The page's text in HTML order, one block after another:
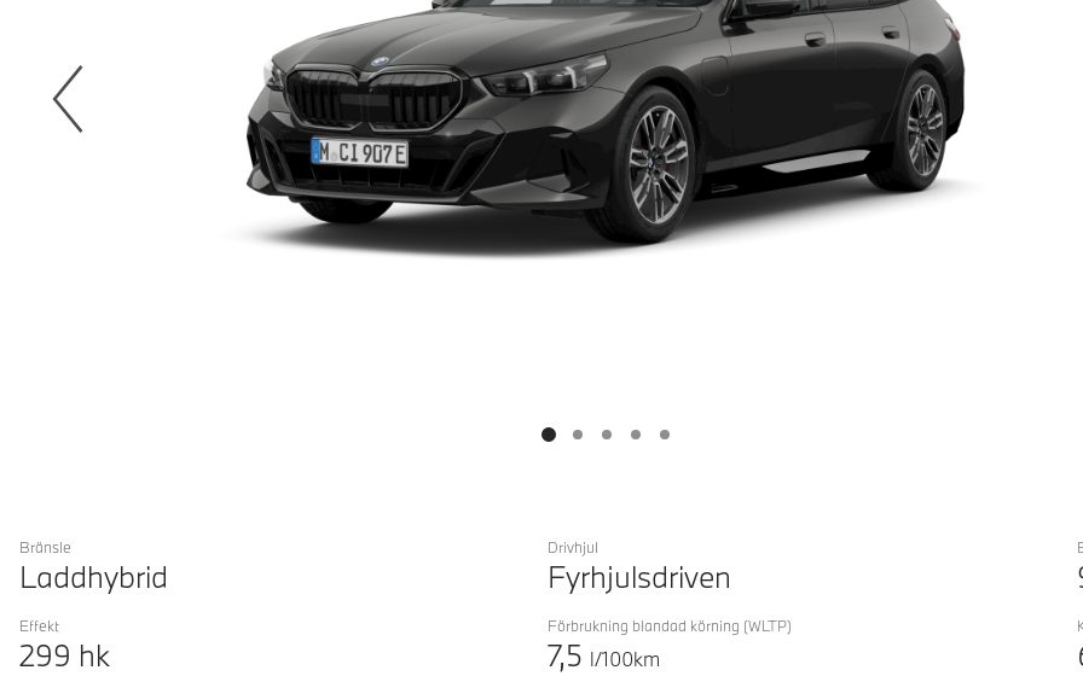
Bränsle
Laddhybrid
Drivhjul
Fyrhjulsdriven
Effekt
299 hk
Förbrukning blandad körning (WLTP)
7,5 l/100km